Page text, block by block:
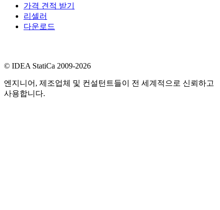
가격 견적 받기
리셀러
다운로드
© IDEA StatiCa 2009-2026
엔지니어, 제조업체 및 컨설턴트들이 전 세계적으로 신뢰하고
사용합니다.